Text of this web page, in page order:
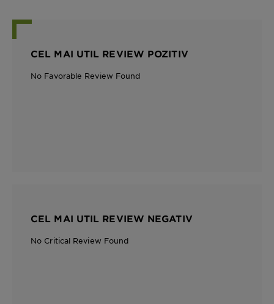
CEL MAI UTIL REVIEW POZITIV
No Favorable Review Found
CEL MAI UTIL REVIEW NEGATIV
No Critical Review Found